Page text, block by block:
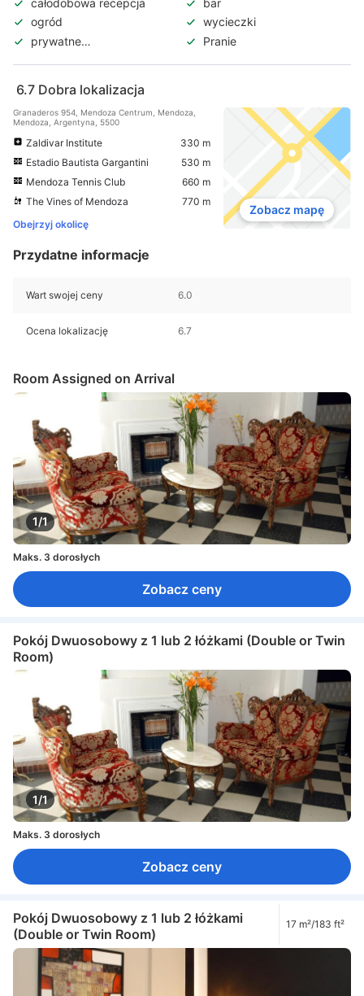
ogród
wycieczki
prywatne
Pranie
6.7 Dobra lokalizacja
Granaderos 954, Mendoza Centrum, Mendoza,
Mendoza, Argentyna, 5500
Zaldivar Institute
330 m
Estadio Bautista Gargantini
530 m
Mendoza Tennis Club
660 m
The Vines of Mendoza
770 m
Obejrzyj okolicę
Zobacz mapę
Przydatne informacje
Wart swojej ceny 6.0
Ocena lokalizację 6.7
Room Assigned on Arrival
1/1
Maks. 3 dorosłych
Zobacz ceny
Pokój Dwuosobowy z 1 lub 2 łóżkami (Double or Twin
Room)
1/1
Maks. 3 dorosłych
Zobacz ceny
Pokój Dwuosobowy z 1 lub 2 łóżkami
(Double or Twin Room)
17 m²/183 ft²